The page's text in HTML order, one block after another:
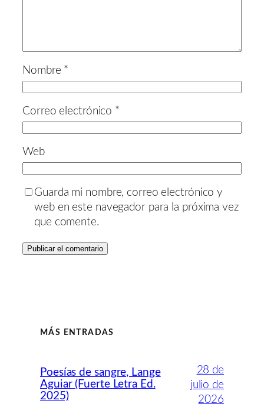
Nombre *
Correo electrónico *
Web
Guarda mi nombre, correo electrónico y
web en este navegador para la próxima vez
que comente.
MÁS ENTRADAS
Poesías de sangre, Lange
Aguiar (Fuerte Letra Ed.
2025)
28 de
julio de
2026